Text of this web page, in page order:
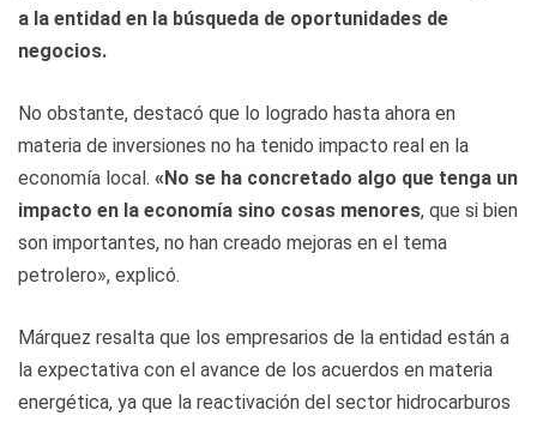
a la entidad en la búsqueda de oportunidades de
negocios.
No obstante, destacó que lo logrado hasta ahora en
materia de inversiones no ha tenido impacto real en la
economía local. «No se ha concretado algo que tenga un
impacto en la economía sino cosas menores, que si bien
son importantes, no han creado mejoras en el tema
petrolero», explicó.
Márquez resalta que los empresarios de la entidad están a
la expectativa con el avance de los acuerdos en materia
energética, ya que la reactivación del sector hidrocarburos